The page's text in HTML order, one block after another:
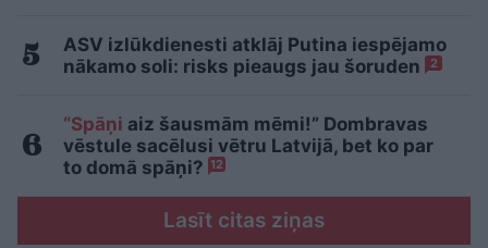
ASV izlūkdienesti atklāj Putina iespējamo
nākamo soli: risks pieaugs jau šoruden
2
“Spāņi aiz šausmām mēmi!” Dombravas
vēstule sacēlusi vētru Latvijā, bet ko par
to domā spāņi? 12
Lasīt citas ziņas